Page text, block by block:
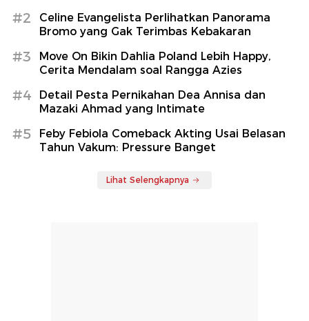
#2
Celine Evangelista Perlihatkan Panorama
Bromo yang Gak Terimbas Kebakaran
#3
Move On Bikin Dahlia Poland Lebih Happy,
Cerita Mendalam soal Rangga Azies
#4
Detail Pesta Pernikahan Dea Annisa dan
Mazaki Ahmad yang Intimate
#5
Feby Febiola Comeback Akting Usai Belasan
Tahun Vakum: Pressure Banget
Lihat Selengkapnya